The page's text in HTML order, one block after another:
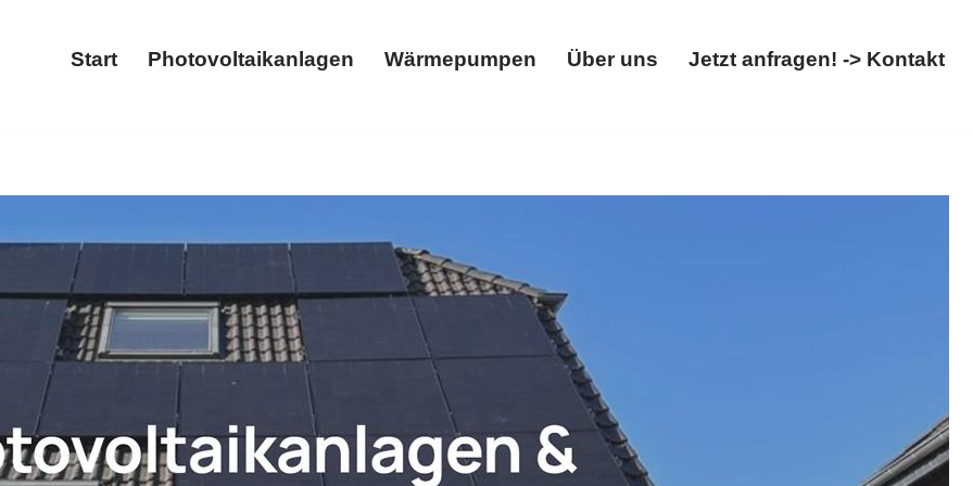
Start Photovoltaikanlagen Wärmepumpen Über uns Jetzt anfragen! -> Kontakt
✓Photovoltaikanlage, Wärmepumpe, Stromspeicher, Wallbox. ➡️ 𝐖𝐎𝐋𝐓𝐈𝐂𝐒, Ihr Energieprofi für
als auch ✓Wallbox in Iserlohn. Zusammen zum Ziel ✉.